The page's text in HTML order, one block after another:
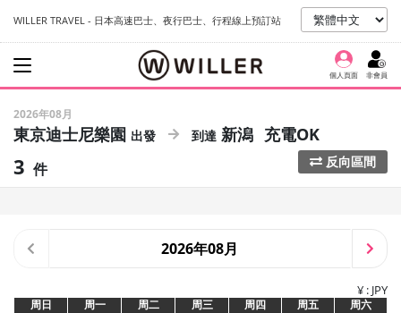
WILLER TRAVEL - 日本高速巴士、夜行巴士、行程線上預訂站
個人頁面 非會員
2026年08月
東京迪士尼樂園 新潟 充電OK
3 件 反向區間
2026年08月
¥ : JPY
周日 周一 周二 周三 周四 周五 周六